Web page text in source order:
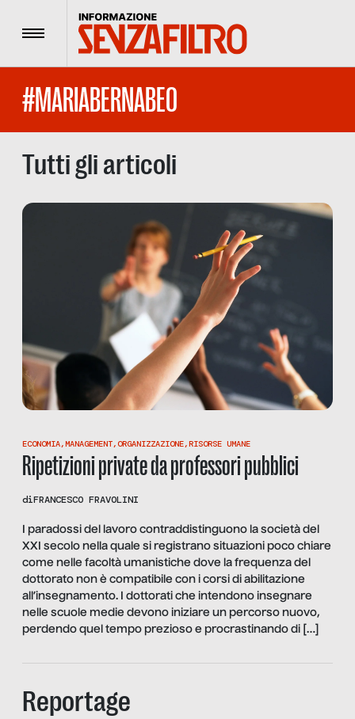
Menu
#MARIABERNABEO
Tutti gli articoli
ECONOMIA,MANAGEMENT,ORGANIZZAZIONE,RISORSE UMANE
Ripetizioni private da professori pubblici
diFRANCESCO FRAVOLINI
I paradossi del lavoro contraddistinguono la società del
XXI secolo nella quale si registrano situazioni poco chiare
come nelle facoltà umanistiche dove la frequenza del
dottorato non è compatibile con i corsi di abilitazione
all’insegnamento. I dottorati che intendono insegnare
nelle scuole medie devono iniziare un percorso nuovo,
perdendo quel tempo prezioso e procrastinando di […]
Reportage